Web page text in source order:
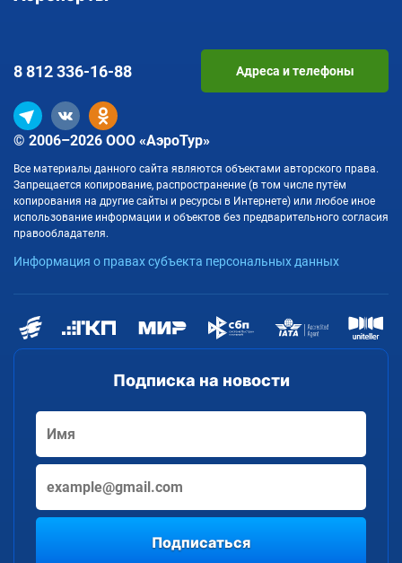
Подписка на новости
Подписаться
© 2006–2026 ООО «АэроТур»
Все материалы данного сайта являются объектами авторского права.
Запрещается копирование, распространение (в том числе путём
копирования на другие сайты и ресурсы в Интернете) или любое иное
использование информации и объектов без предварительного согласия
правообладателя.
Информация о правах субъекта персональных данных
8 812336-16-88 Адреса и телефоны